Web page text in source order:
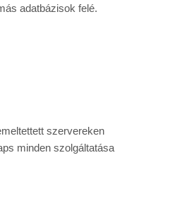
adatbázisok felé.
szervereken
minden szolgáltatása